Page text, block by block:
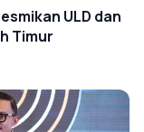
ULD dan
Timur